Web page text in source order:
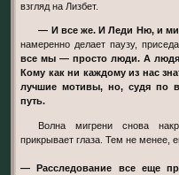
взгляд на Лизбет.
— И все же. И Леди Ню, и
намеренно делает паузу,
все мы — просто люди. А
Кому как ни каждому из нас
лучшие мотивы, но, судя по
путь.
Волна мигрени снова накрывает голову. Эмбер хмурится и
прикрывает глаза. Тем не менее,
— Расследование все еще